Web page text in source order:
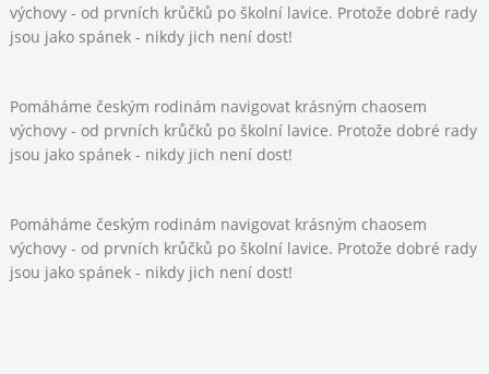
výchovy - od prvních krůčků po školní lavice. Protože dobré rady
jsou jako spánek - nikdy jich není dost!
Pomáháme českým rodinám navigovat krásným chaosem
výchovy - od prvních krůčků po školní lavice. Protože dobré rady
jsou jako spánek - nikdy jich není dost!
Pomáháme českým rodinám navigovat krásným chaosem
výchovy - od prvních krůčků po školní lavice. Protože dobré rady
jsou jako spánek - nikdy jich není dost!